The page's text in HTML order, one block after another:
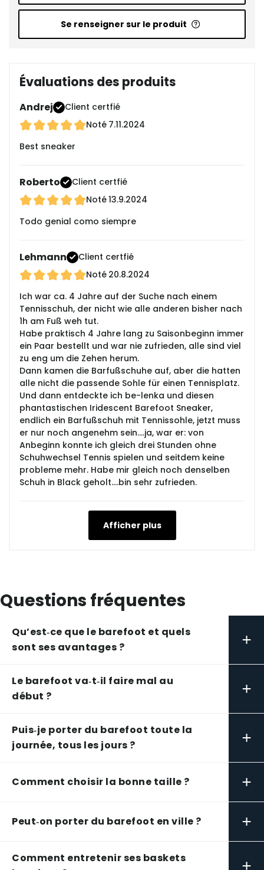
Se renseigner sur le produit
Évaluations des produits
Andrej
Client certfié
Noté 7.11.2024
Best sneaker
Roberto
Client certfié
Noté13.9.2024
Todo genial como siempre
Lehmann
Client certfié
Noté 20.8.2024
Ich war ca. 4 Jahre auf der Suche nach einem
Tennisschuh, der nicht wie alle anderen bisher nach
1h am Fuß weh tut.
Habe praktisch 4 Jahre lang zu Saisonbeginn immer
ein Paar bestellt und war nie zufrieden, alle sind viel
zu eng um die Zehen herum.
Dann kamen die Barfußschuhe auf, aber die hatten
alle nicht die passende Sohle für einen Tennisplatz.
Und dann entdeckte ich be-lenka und diesen
phantastischen Iridescent Barefoot Sneaker,
endlich ein Barfußschuh mit Tennissohle, jetzt muss
er nur noch angenehm sein....ja, war er: von
Anbeginn konnte ich gleich drei Stunden ohne
Schuhwechsel Tennis spielen und seitdem keine
probleme mehr. Habe mir gleich noch denselben
Schuh in Black geholt....bin sehr zufrieden.
Afficher plus
Questions fréquentes
Qu’est‑ce que le barefoot et quels
sont ses avantages ?
+
Le barefoot va‑t‑il faire mal au
début ?
+
Puis‑je porter du barefoot toute la
journée, tous les jours ?
+
Comment choisir la bonne taille ? +
Peut‑on porter du barefoot en ville ? +
Comment entretenir ses baskets
+